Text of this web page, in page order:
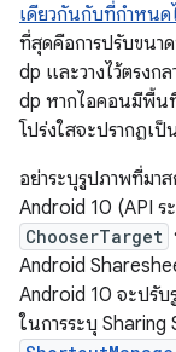
เดียวกันกับที่กำหน
ที่สุดคือการปรับขนา
dp และวางไว้ตรงก
dp หากไอคอนมีพื้
โปร่งใสจะปรากฏเป็
อย่าระบุรูปภาพที่มา
Android 10 (API ร
ChooserTarget
Android
Android 10 จะปรับ
ในการระบุ